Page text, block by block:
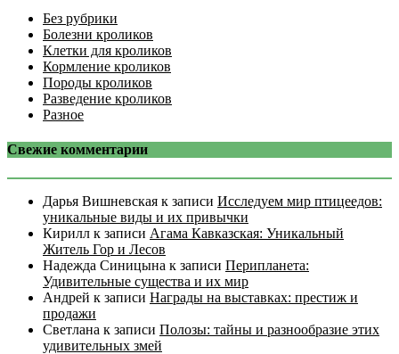
Без рубрики
Болезни кроликов
Клетки для кроликов
Кормление кроликов
Породы кроликов
Разведение кроликов
Разное
Свежие комментарии
Дарья Вишневская к записи Исследуем мир птицеедов:
уникальные виды и их привычки
Кирилл к записи Агама Кавказская: Уникальный
Житель Гор и Лесов
Надежда Синицына к записи Перипланета:
Удивительные существа и их мир
Андрей к записи Награды на выставках: престиж и
продажи
Светлана к записи Полозы: тайны и разнообразие этих
удивительных змей